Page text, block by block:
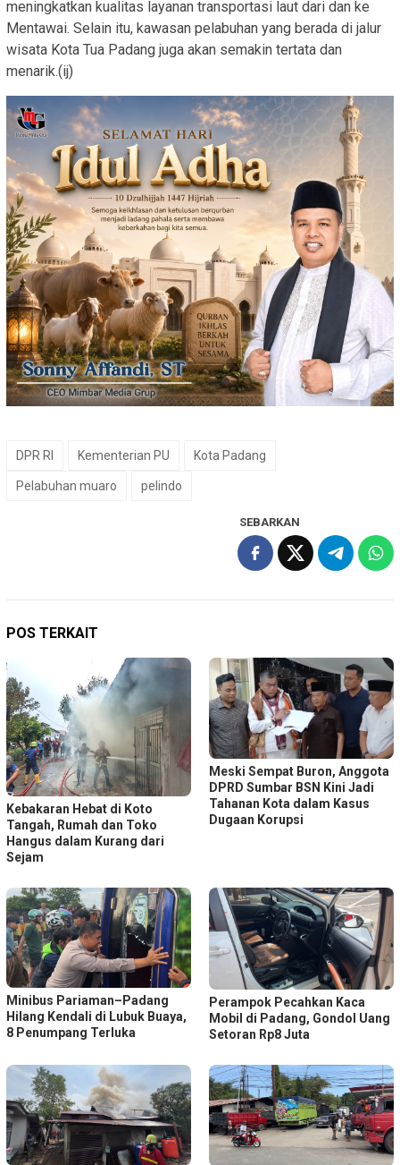
meningkatkan kualitas layanan transportasi laut dari dan ke
Mentawai. Selain itu, kawasan pelabuhan yang berada di jalur
wisata Kota Tua Padang juga akan semakin tertata dan
menarik.(ij)
DPR RI Kementerian PU Kota Padang
Pelabuhan muaro pelindo
SEBARKAN
POS TERKAIT
Kebakaran Hebat di Koto
Tangah, Rumah dan Toko
Hangus dalam Kurang dari
Sejam
Meski Sempat Buron, Anggota
DPRD Sumbar BSN Kini Jadi
Tahanan Kota dalam Kasus
Dugaan Korupsi
Minibus Pariaman–Padang
Hilang Kendali di Lubuk Buaya,
8 Penumpang Terluka
Perampok Pecahkan Kaca
Mobil di Padang, Gondol Uang
Setoran Rp8 Juta